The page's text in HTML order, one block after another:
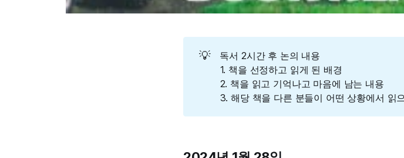
💡
​독서 2시간 후 논의 내용
1. 책을 선정하고 읽게 된 배경
2. 책을 읽고 기억나고 마음에 남는 내용
3. 해당 책을 다른 분들이 어떤 상황에서 읽